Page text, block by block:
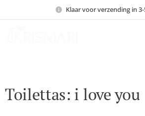
Klaar voor verzending in
Toilettas: i love you